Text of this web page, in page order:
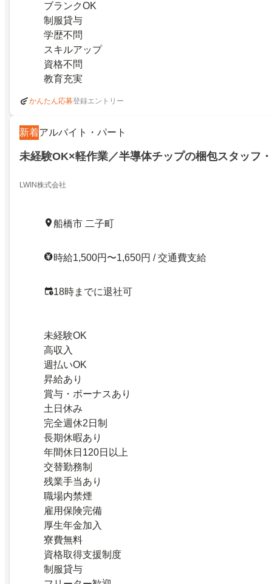
ブランクOK
制服貸与
学歴不問
スキルアップ
資格不問
教育充実
かんたん応募登録エントリー
新着アルバイト・パート
未経験OK×軽作業／半導体チップの梱包スタッフ
LWIN株式会社
船橋市 二子町
時給1,500円〜1,650円 / 交通費支給
18時までに退社可
未経験OK
高収入
週払いOK
昇給あり
賞与・ボーナスあり
土日休み
完全週休2日制
長期休暇あり
年間休日120日以上
交替勤務制
残業手当あり
職場内禁煙
雇用保険完備
厚生年金加入
寮費無料
資格取得支援制度
制服貸与